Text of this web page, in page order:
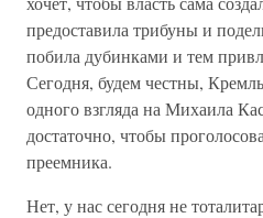
предоставила трибуны и
побила дубинками и тем
Сегодня, будем честны,
одного взгляда на Михаила
достаточно, чтобы
преемника.
Нет, у нас сегодня не